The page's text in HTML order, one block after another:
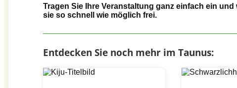
Tragen Sie Ihre Veranstaltung ganz einfach ein und
sie so schnell wie möglich frei.
Entdecken Sie noch mehr im Taunus: